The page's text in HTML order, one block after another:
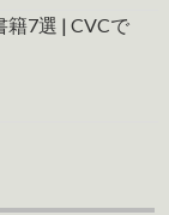
籍7選 | CVCで